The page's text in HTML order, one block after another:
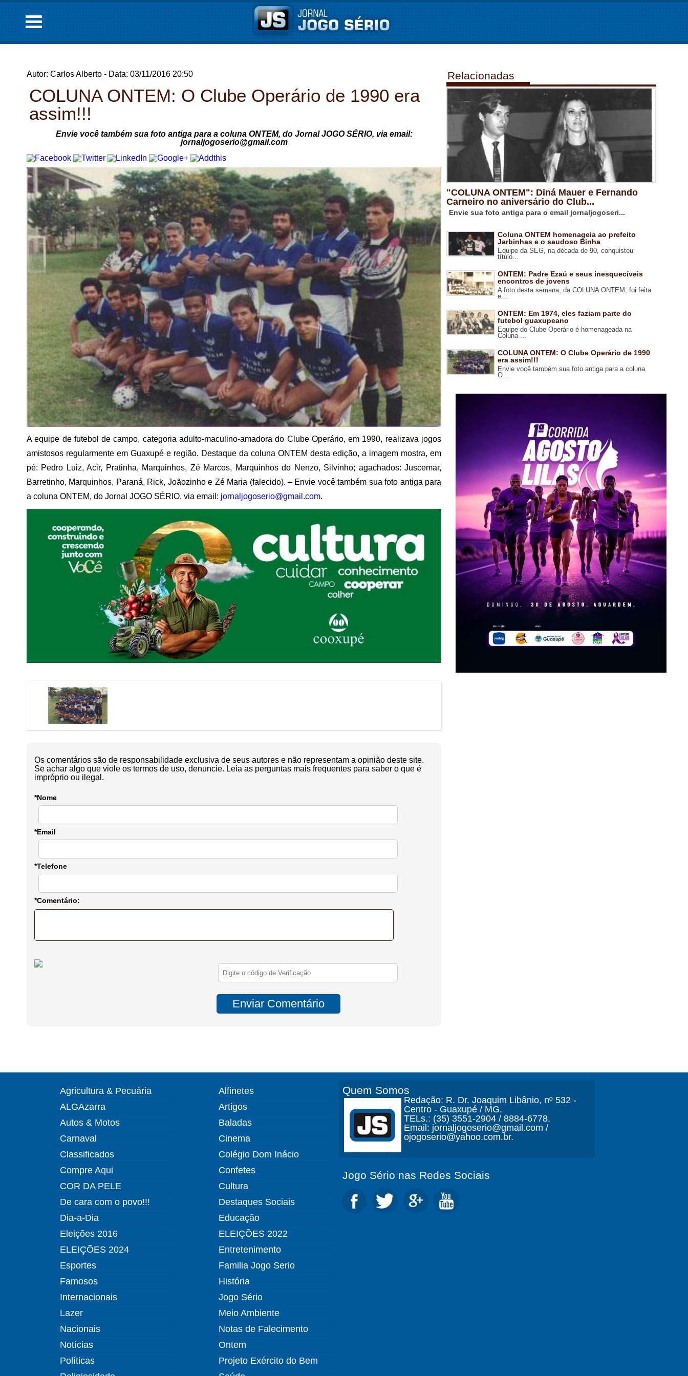
Autor: Carlos Alberto - Data: 03/11/2016 20:50
COLUNA ONTEM: O Clube Operário de 1990 era
assim!!!
Envie você também sua foto antiga para a coluna ONTEM, do Jornal JOGO SÉRIO, via email:
jornaljogoserio@gmail.com
A equipe de futebol de campo, categoria adulto-maculino-amadora do Clube Operário, em 1990, realizava jogos
amistosos regularmente em Guaxupé e região. Destaque da coluna ONTEM desta edição, a imagem mostra, em
pé: Pedro Luiz, Acir, Pratinha, Marquinhos, Zé Marcos, Marquinhos do Nenzo, Silvinho; agachados: Juscemar,
Barretinho, Marquinhos, Paraná, Rick, Joãozinho e Zé Maria (falecido). – Envie você também sua foto antiga para
a coluna ONTEM, do Jornal JOGO SÉRIO, via email: jornaljogoserio@gmail.com.
Os comentários são de responsabilidade exclusiva de seus autores e não representam a opinião deste site.
Se achar algo que viole os termos de uso, denuncie. Leia as perguntas mais frequentes para saber o que é
impróprio ou ilegal.
*Nome
*Email
*Telefone
*Comentário:
Relacionadas
"COLUNA ONTEM": Diná Mauer e Fernando
Carneiro no aniversário do Club...
Envie sua foto antiga para o email jornaljogoseri...
Coluna ONTEM homenageia ao prefeito
Jarbinhas e o saudoso Binha
Equipe da SEG, na década de 90, conquistou
título...
ONTEM: Padre Ezaú e seus inesquecíveis
encontros de jovens
A foto desta semana, da COLUNA ONTEM, foi feita
e...
ONTEM: Em 1974, eles faziam parte do
futebol guaxupeano
Equipe do Clube Operário é homenageada na
Coluna ...
COLUNA ONTEM: O Clube Operário de 1990
era assim!!!
Envie você também sua foto antiga para a coluna
O...
Agricultura & Pecuária
ALGAzarra
Autos & Motos
Carnaval
Classificados
Compre Aqui
COR DA PELE
De cara com o povo!!!
Dia-a-Dia
Eleições 2016
ELEIÇÕES 2024
Esportes
Famosos
Internacionais
Lazer
Nacionais
Notícias
Políticas
Alfinetes
Artigos
Baladas
Cinema
Colégio Dom Inácio
Confetes
Cultura
Destaques Sociais
Educação
ELEIÇÕES 2022
Entretenimento
Familia Jogo Serio
História
Jogo Sério
Meio Ambiente
Notas de Falecimento
Ontem
Projeto Exército do Bem
Quem Somos
Redação: R. Dr. Joaquim Libânio, nº 532 -
Centro - Guaxupé / MG.
TELs.: (35) 3551-2904 / 8884-6778.
Email: jornaljogoserio@gmail.com /
ojogoserio@yahoo.com.br.
Jogo Sério nas Redes Sociais